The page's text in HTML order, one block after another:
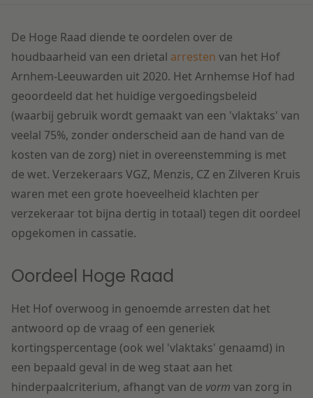
Onderwijs
De Hoge Raad diende te oordelen over de
houdbaarheid van een drietal arresten van het Hof
Arnhem-Leeuwarden uit 2020. Het Arnhemse Hof had
geoordeeld dat het huidige vergoedingsbeleid
(waarbij gebruik wordt gemaakt van een 'vlaktaks' van
veelal 75%, zonder onderscheid aan de hand van de
kosten van de zorg) niet in overeenstemming is met
de wet. Verzekeraars VGZ, Menzis, CZ en Zilveren Kruis
waren met een grote hoeveelheid klachten per
verzekeraar tot bijna dertig in totaal) tegen dit oordeel
opgekomen in cassatie.
Oordeel Hoge Raad
Het Hof overwoog in genoemde arresten dat het
antwoord op de vraag of een generiek
kortingspercentage (ook wel 'vlaktaks' genaamd) in
een bepaald geval in de weg staat aan het
hinderpaalcriterium, afhangt van de vorm van zorg in